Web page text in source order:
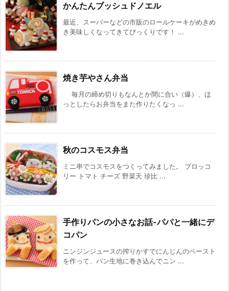
かんたんブッシュドノエル
最近、スーパーなどの市販のロールケーキがめきめ
き美味しくなってきてびっくりです！ ...
焼き芋やさん弁当
毎月の締め切りもなんとか間に合い（爆）、ほ
っとしたらお弁当をまた作りたくなっ ...
秋のコスモス弁当
ミニ串でコスモスをつくってみました。 ブロッコ
リー トマト チーズ 野菜天 珍比 ...
手作りパンの小さなお話-パパと一緒にデ
コパン
ニンジンジュースの搾りかすでにんじんのペースト
を作って、パン生地に巻き込んでニン ...